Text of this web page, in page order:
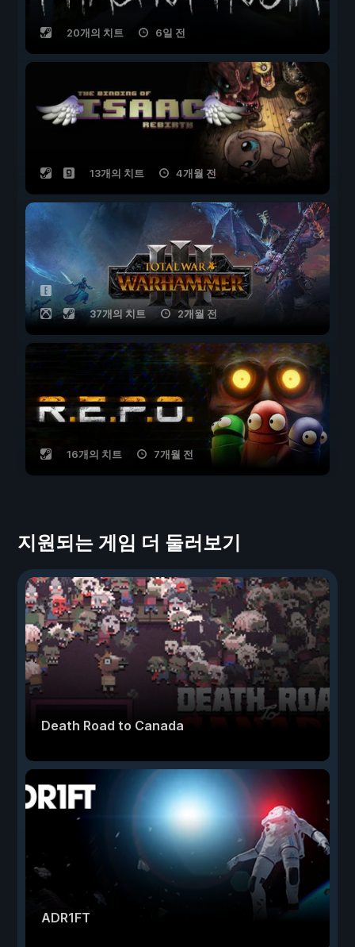
20개의 치트 6일 전
13개의 치트 4개월 전
37개의 치트 2개월 전
16개의 치트 7개월 전
지원되는 게임 더 둘러보기
Death Road to Canada
ADR1FT